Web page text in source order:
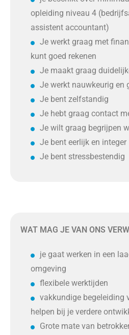
opleiding niveau 4
assistent accountant)
Je werkt graag met
kunt goed rekenen
Je maakt graag
Je werkt nauwkeurig en
Je bent zelfstandig
Je hebt graag contact
Je wilt graag begrijpen
Je bent eerlijk en integer
Je bent stressbestendig
WAT MAG JE VAN ONS
je gaat werken in een
omgeving
flexibele werktijden
vakkundige begeleiding
helpen bij je verdere
Grote mate van